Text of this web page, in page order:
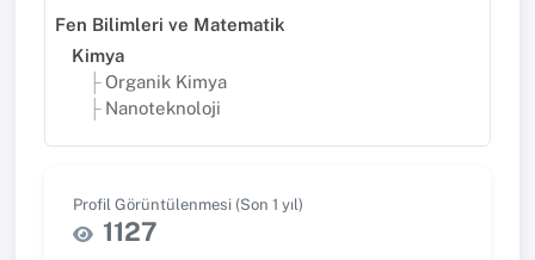
Fen Bilimleri ve Matematik
Kimya
Organik Kimya
Nanoteknoloji
Profil Görüntülenmesi (Son 1 yıl)
1127